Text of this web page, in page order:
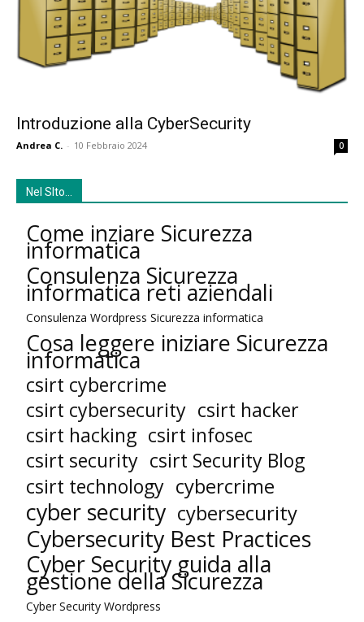
Introduzione alla CyberSecurity
Andrea C. - 10 Febbraio 2024 0
Nel SIto…
Come inziare Sicurezza
informatica
Consulenza Sicurezza
informatica reti aziendali
Consulenza Wordpress Sicurezza informatica
Cosa leggere iniziare Sicurezza
informatica
csirt cybercrime
csirt cybersecurity csirt hacker
csirt hacking csirt infosec
csirt security csirt Security Blog
csirt technology cybercrime
cyber security cybersecurity
Cybersecurity Best Practices
Cyber Security guida alla
gestione della Sicurezza
Cyber Security Wordpress